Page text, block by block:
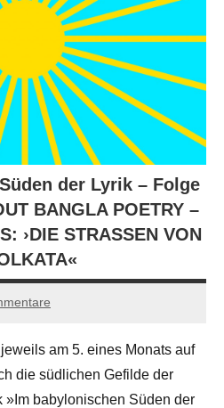
der Lyrik – Folge
BANGLA POETRY –
›DIE STRASSEN VON
am 5. eines Monats auf
die südlichen Gefilde der
»Im babylonischen Süden der